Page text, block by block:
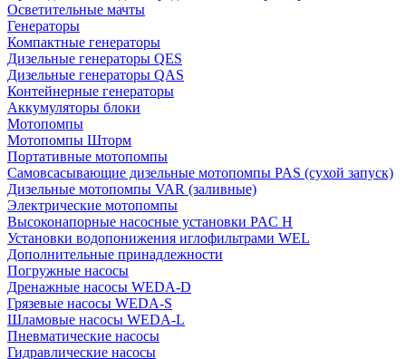
Осветительные мачты
Генераторы
Компактные генераторы
Дизельные генераторы QES
Дизельные генераторы QAS
Контейнерные генераторы
Аккумуляторы блоки
Мотопомпы
Мотопомпы Шторм
Портативные мотопомпы
Самовсасывающие дизельные мотопомпы PAS (сухой запуск)
Дизельные мотопомпы VAR (заливные)
Электрические мотопомпы
Высоконапорные насосные установки PAC H
Установки водопонижения иглофильтрами WEL
Дополнительные принадлежности
Погружные насосы
Дренажные насосы WEDA-D
Грязевые насосы WEDA-S
Шламовые насосы WEDA-L
Пневматические насосы
Гидравлические насосы